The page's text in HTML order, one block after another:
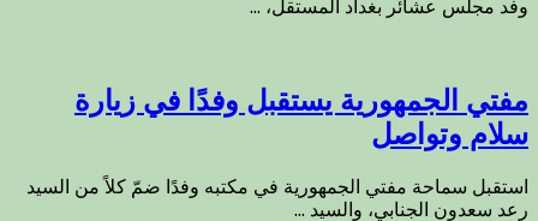
وفد مجلس عشائر بغداد المستقل، ...
مفتي الجمهورية يستقبل وفدًا في زيارة
سلام وتواصل
استقبل سماحة مفتي الجمهورية في مكتبه وفدًا ضمّ كلاً من السيد
رعد سعدون الجنابي، والسيد ...